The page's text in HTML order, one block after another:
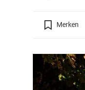
Merken